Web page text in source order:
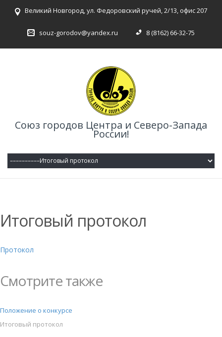
Великий Новгород, ул. Федоровский ручей, 2/13, офис 207
souz-gorodov@yandex.ru 8 (8162) 66-32-75
Союз городов Центра и Северо-Запада
России!
Итоговый протокол
Протокол
Смотрите также
Положение о конкурсе
Итоговый протокол